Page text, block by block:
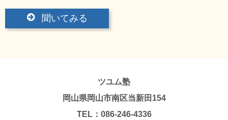
聞いてみる
ツユム塾
岡山県岡山市南区当新田154
TEL：086-246-4336